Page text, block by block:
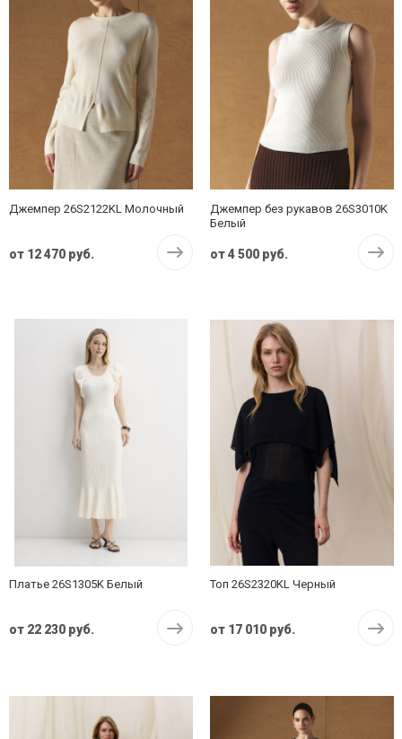
Джемпер 26S2122KL Молочный
от 12 470 руб.
Джемпер без рукавов 26S3010K
Белый
от4 500 руб.
Платье 26S1305K Белый
от 22 230 руб.
Топ 26S2320KL Черный
от 17 010 руб.